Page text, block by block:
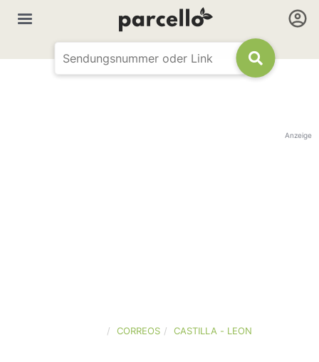
Anzeige
CORREOS CASTILLA - LEON